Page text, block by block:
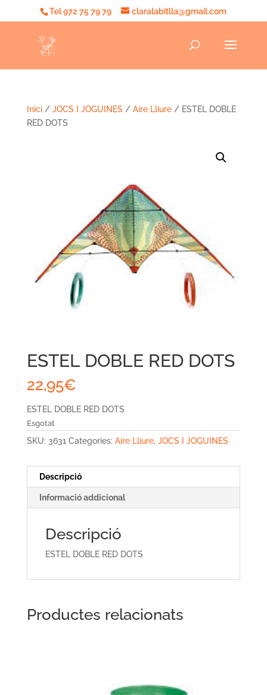
Tel 972 75 79 79 claralabitlla@gmail.com
Inici/ JOCS I JOGUINES / Aire Lliure/ ESTEL DOBLE
RED DOTS
ESTEL DOBLE RED DOTS
22,95€
ESTEL DOBLE RED DOTS
Esgotat
SKU: 3631 Categories: Aire Lliure, JOCS I JOGUINES
Descripció
Informació addicional
Descripció
ESTEL DOBLE RED DOTS
Productes relacionats